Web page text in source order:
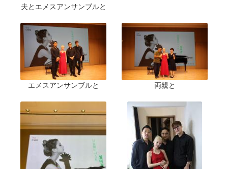
夫とエメスアンサンブルと
エメスアンサンブルと 両親と